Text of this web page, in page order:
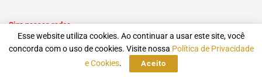
Siga nossas redes
Esse website utiliza cookies. Ao continuar a usar este site, você
concorda com o uso de cookies. Visite nossa Política de Privacidade
e Cookies. Aceito